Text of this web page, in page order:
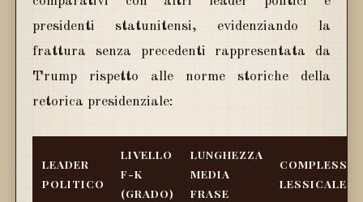
presidenti statunitensi, evidenziando la
frattura senza precedenti rappresentata da
Trump rispetto alle norme storiche della
retorica presidenziale:
LEADER
POLITICO
LIVELLO
F-K
(GRADO)
LUNGHEZZA
MEDIA
FRASE
LESSICALE